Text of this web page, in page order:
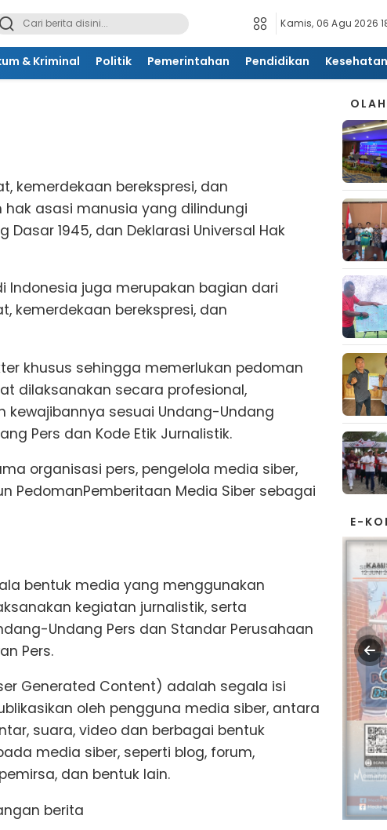
Kamis, 06 Agu 2026
& Kriminal Politik Pemerintahan Pendidikan Kesehatan
kemerdekaan berekspresi, dan
asasi manusia yang dilindungi
Dasar 1945, dan Deklarasi Universal Hak
Indonesia juga merupakan bagian dari
kemerdekaan berekspresi, dan
khusus sehingga memerlukan pedoman
dilaksanakan secara profesional,
kewajibannya sesuai Undang-Undang
Pers dan Kode Etik Jurnalistik.
organisasi pers, pengelola media siber,
PedomanPemberitaan Media Siber sebagai
bentuk media yang menggunakan
kegiatan jurnalistik, serta
Undang Pers dan Standar Perusahaan
Pers.
Generated Content) adalah segala isi
oleh pengguna media siber, antara
suara, video dan berbagai bentuk
media siber, seperti blog, forum,
dan bentuk lain.
berita
E-